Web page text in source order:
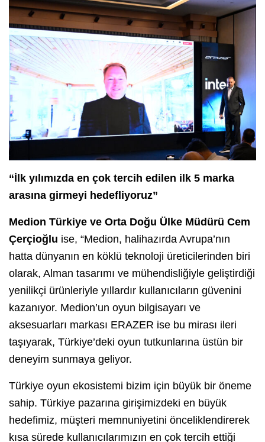
“İlk yılımızda en çok tercih edilen ilk 5 marka
arasına girmeyi hedefliyoruz”
Medion Türkiye ve Orta Doğu Ülke Müdürü Cem
Çerçioğlu ise, “Medion, halihazırda Avrupa’nın
hatta dünyanın en köklü teknoloji üreticilerinden biri
olarak, Alman tasarımı ve mühendisliğiyle geliştirdiği
yenilikçi ürünleriyle yıllardır kullanıcıların güvenini
kazanıyor. Medion’un oyun bilgisayarı ve
aksesuarları markası ERAZER ise bu mirası ileri
taşıyarak, Türkiye’deki oyun tutkunlarına üstün bir
deneyim sunmaya geliyor.
Türkiye oyun ekosistemi bizim için büyük bir öneme
sahip. Türkiye pazarına girişimizdeki en büyük
hedefimiz, müşteri memnuniyetini önceliklendirerek
kısa sürede kullanıcılarımızın en çok tercih ettiği